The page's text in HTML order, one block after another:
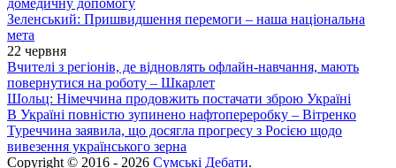
домедичну допомогу
Зеленський: Пришвидшення перемоги – наша національна
мета
22 червня
Вчителі з регіонів, де відновлять офлайн-навчання, мають
повернутися на роботу – Шкарлет
Шольц: Німеччина продовжить постачати зброю Україні
В Україні повністю зупинено нафтопереробку – Вітренко
Туреччина заявила, що досягла прогресу з Росією щодо
вивезення українського зерна
Copyright © 2016 - 2026 Сумські Дебати.